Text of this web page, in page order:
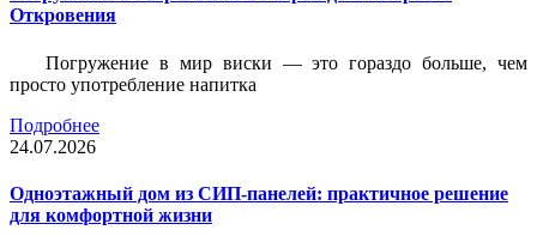
Откровения
Погружение в мир виски — это гораздо больше, чем
просто употребление напитка
Подробнее
24.07.2026
Одноэтажный дом из СИП-панелей: практичное решение
для комфортной жизни